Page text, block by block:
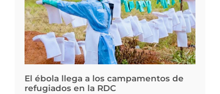
El ébola llega a los campamentos de
refugiados en la RDC